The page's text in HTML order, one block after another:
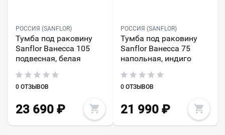
РОССИЯ (SANFLOR)
Тумба под раковину
Sanflor Ванесса 105
подвесная, белая
0 ОТЗЫВОВ
23 690 ₽
РОССИЯ (SANFLOR)
Тумба под раковину
Sanflor Ванесса 75
напольная, индиго
0 ОТЗЫВОВ
21 990₽